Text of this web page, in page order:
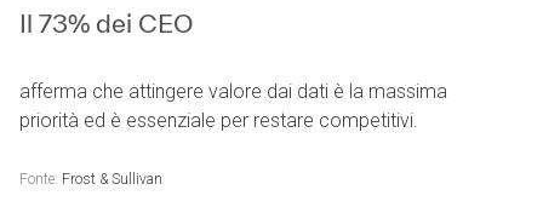
Il 73% dei CEO
afferma che attingere valore dai dati è la massima
priorità ed è essenziale per restare competitivi.
Fonte: Frost & Sullivan